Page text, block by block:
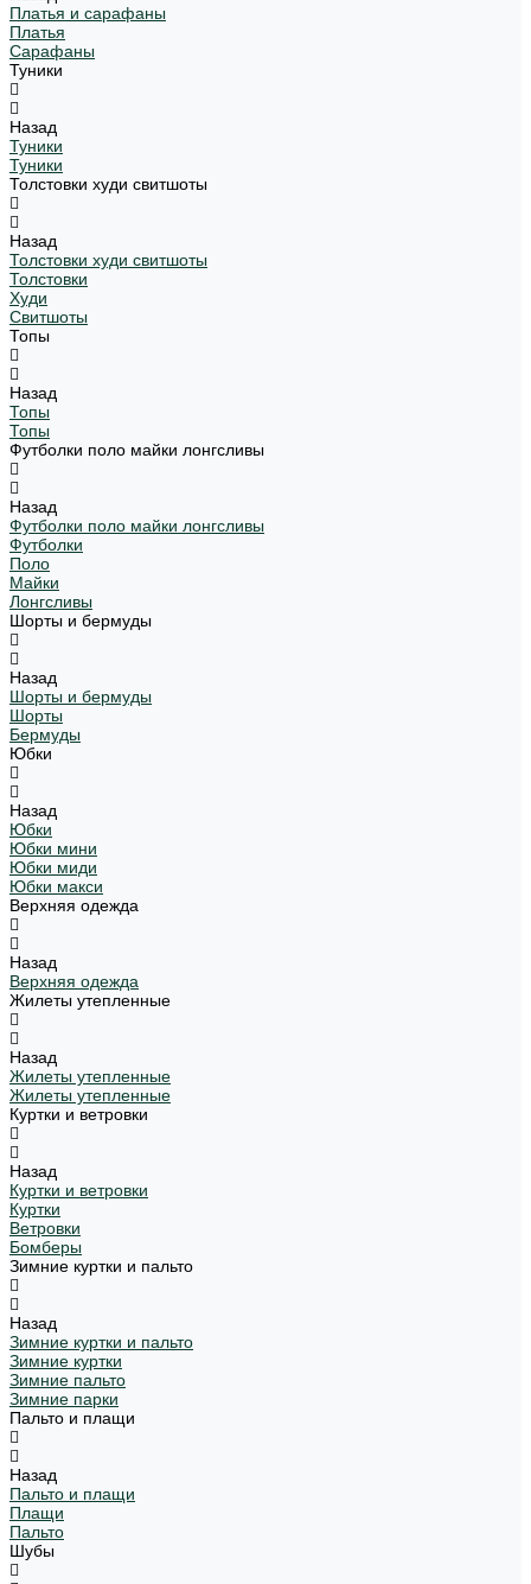
Платья и сарафаны
Платья
Сарафаны
Туники
Назад
Туники
Туники
Толстовки худи свитшоты
Назад
Толстовки худи свитшоты
Толстовки
Худи
Свитшоты
Топы
Назад
Топы
Топы
Футболки поло майки лонгсливы
Назад
Футболки поло майки лонгсливы
Футболки
Поло
Майки
Лонгсливы
Шорты и бермуды
Назад
Шорты и бермуды
Шорты
Бермуды
Юбки
Назад
Юбки
Юбки мини
Юбки миди
Юбки макси
Верхняя одежда
Назад
Верхняя одежда
Жилеты утепленные
Назад
Жилеты утепленные
Жилеты утепленные
Куртки и ветровки
Назад
Куртки и ветровки
Куртки
Ветровки
Бомберы
Зимние куртки и пальто
Назад
Зимние куртки и пальто
Зимние куртки
Зимние пальто
Зимние парки
Пальто и плащи
Назад
Пальто и плащи
Плащи
Пальто
Шубы